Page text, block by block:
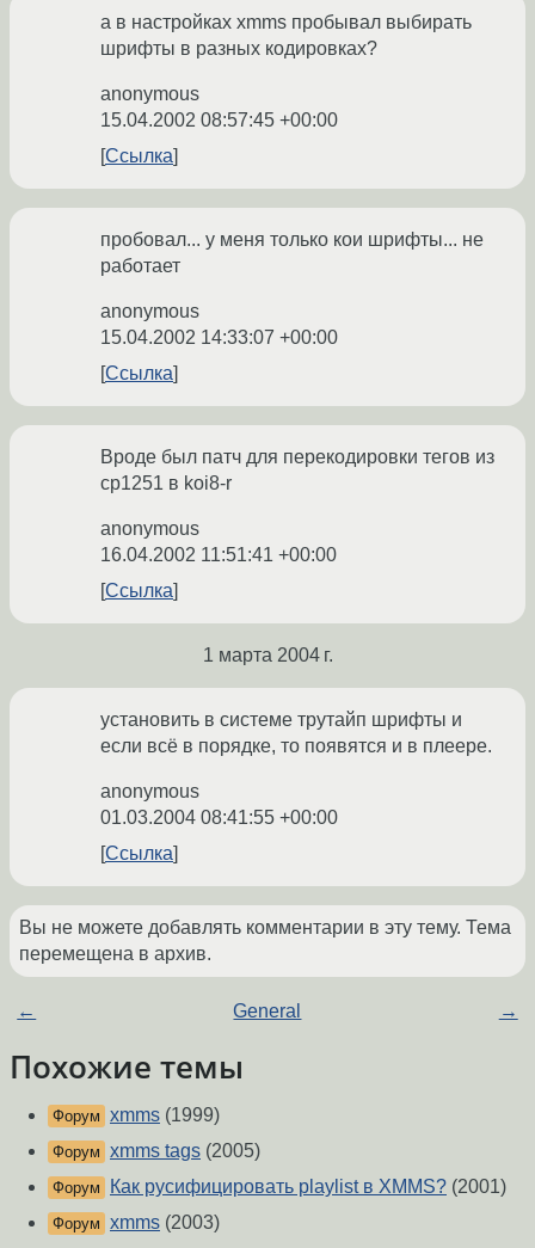
а в настройках xmms пробывал выбирать
шрифты в разных кодировках?
anonymous
15.04.2002 08:57:45 +00:00
Ссылка
пробовал... у меня только кои шрифты... не
работает
anonymous
15.04.2002 14:33:07 +00:00
Ссылка
Вроде был патч для перекодировки тегов из
cp1251 в koi8-r
anonymous
16.04.2002 11:51:41 +00:00
Ссылка
1 марта 2004 г.
установить в системе трутайп шрифты и
если всё в порядке, то появятся и в плеере.
anonymous
01.03.2004 08:41:55 +00:00
Ссылка
Вы не можете добавлять комментарии в эту тему. Тема
перемещена в архив.
← General →
Похожие темы
Форум xmms (1999)
Форум xmms tags (2005)
Форум Как русифицировать playlist в XMMS? (2001)
Форум xmms (2003)